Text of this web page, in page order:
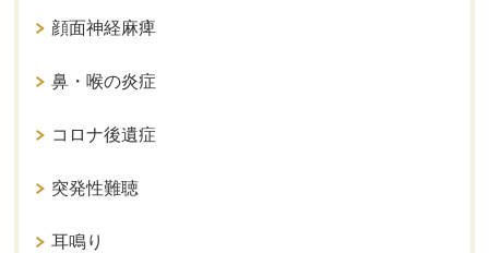
顔面神経麻痺
鼻・喉の炎症
コロナ後遺症
突発性難聴
耳鳴り